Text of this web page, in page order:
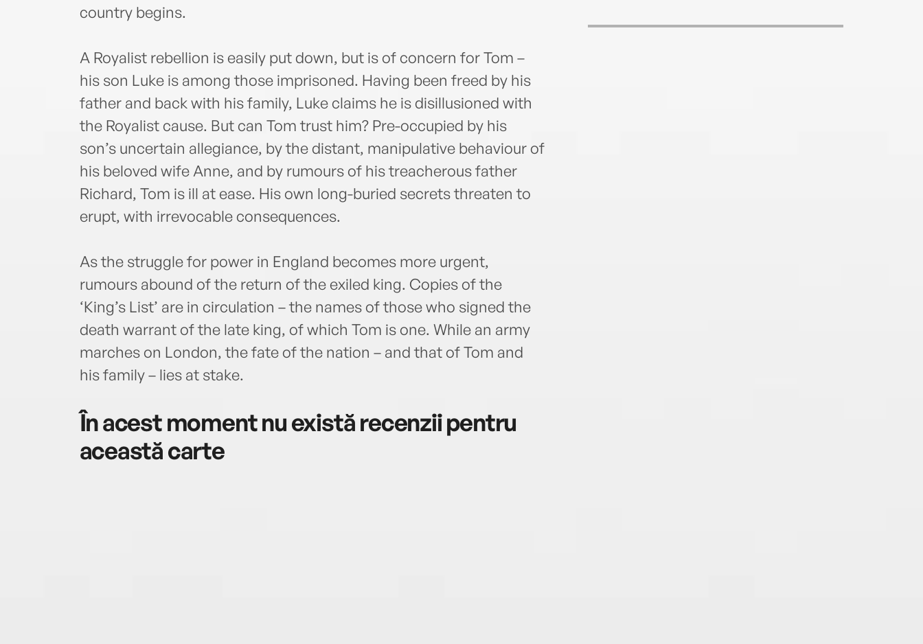
country begins.
A Royalist rebellion is easily put down, but is of concern for Tom –
his son Luke is among those imprisoned. Having been freed by his
father and back with his family, Luke claims he is disillusioned with
the Royalist cause. But can Tom trust him? Pre-occupied by his
son’s uncertain allegiance, by the distant, manipulative behaviour of
his beloved wife Anne, and by rumours of his treacherous father
Richard, Tom is ill at ease. His own long-buried secrets threaten to
erupt, with irrevocable consequences.
As the struggle for power in England becomes more urgent,
rumours abound of the return of the exiled king. Copies of the
‘King’s List’ are in circulation – the names of those who signed the
death warrant of the late king, of which Tom is one. While an army
marches on London, the fate of the nation – and that of Tom and
his family – lies at stake.
În acest moment nu există recenzii pentru
această carte